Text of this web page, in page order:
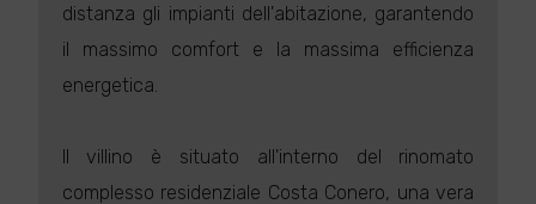
distanza gli impianti dell'abitazione, garantendo
il massimo comfort e la massima efficienza
energetica.
Il villino è situato all'interno del rinomato
complesso residenziale Costa Conero, una vera